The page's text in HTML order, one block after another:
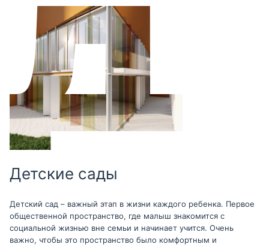
Детские сады
Детский сад – важный этап в жизни каждого ребенка. Первое
общественной пространство, где малыш знакомится с
социальной жизнью вне семьи и начинает учится. Очень
важно, чтобы это пространство было комфортным и